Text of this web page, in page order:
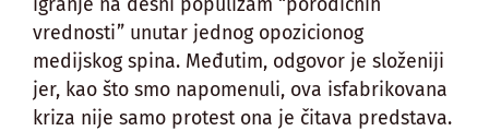
vrednosti” unutar jednog opozicionog
medijskog spina. Međutim, odgovor je složeniji
jer, kao što smo napomenuli, ova isfabrikovana
kriza nije samo protest ona je čitava predstava.